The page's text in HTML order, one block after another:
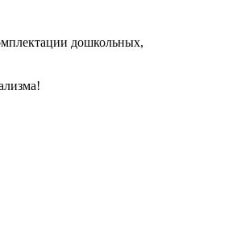
дошкольных,